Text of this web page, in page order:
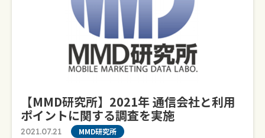
【MMD研究所】2021年 通信会社と利用
ポイントに関する調査を実施
2021.07.21 MMD研究所